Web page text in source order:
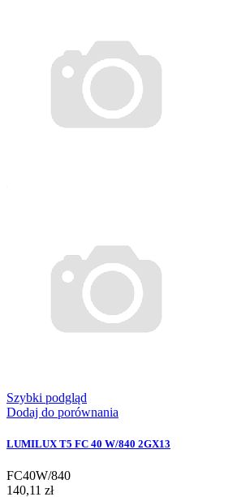
Szybki podgląd
Dodaj do porównania
LUMILUX T5 FC 40 W/840 2GX13
FC40W/840
140,11 zł